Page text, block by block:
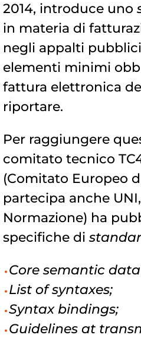
2014, introduce uno
in materia di
negli appalti
elementi minimi
fattura elettronica
riportare.
Per raggiungere
comitato tecnico
(Comitato Europeo
partecipa anche
Normazione) ha
specifiche di
Core semantic
List of syntaxes;
Syntax bindings;
Guidelines at